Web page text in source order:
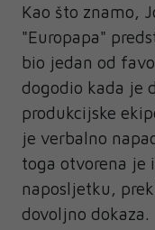
Kao što znamo,
"Europapa"
bio jedan od
dogodio kada je
produkcijske
je verbalno
toga otvorena je
naposljetku,
dovoljno dokaza.